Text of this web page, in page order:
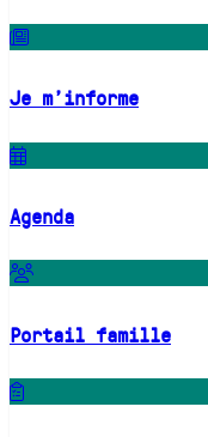
Je m'informe
Agenda
Portail famille